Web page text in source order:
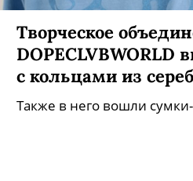
платьев, которые
вас в жару
Сексуальное от
Uniqlo, сдержанное от